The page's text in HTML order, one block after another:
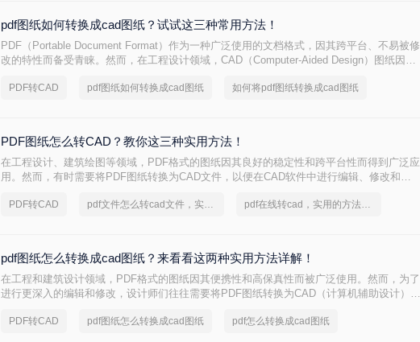
pdf图纸如何转换成cad图纸？试试这三种常用方法！
PDF（Portable Document Format）作为一种广泛使用的文档格式，因其跨平台、不易被修
改的特性而备受青睐。然而，在工程设计领域，CAD（Computer-Aided Design）图纸因其
师的常见需求。那么pdf图纸如何转换成cad图纸呢？本文将介绍三种将PDF图纸转换成CAD
PDF转CAD pdf图纸如何转换成cad图纸 如何将pdf图纸转换成cad图纸
PDF图纸怎么转CAD？教你这三种实用方法！
在工程设计、建筑绘图等领域，PDF格式的图纸因其良好的稳定性和跨平台性而得到广泛应
用。然而，有时需要将PDF图纸转换为CAD文件，以便在CAD软件中进行编辑、修改和进
用方法。
PDF转CAD pdf文件怎么转cad文件，实用方法不要错过 pdf在线转cad，实用的方法来了
pdf图纸怎么转换成cad图纸？来看看这两种实用方法详解！
在工程和建筑设计领域，PDF格式的图纸因其便携性和高保真性而被广泛使用。然而，为了
进行更深入的编辑和修改，设计师们往往需要将PDF图纸转换为CAD（计算机辅助设计）格
实用方法。
PDF转CAD pdf图纸怎么转换成cad图纸 pdf怎么转换成cad图纸